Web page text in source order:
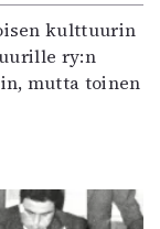
kulttuurin
ry:n
mutta toinen